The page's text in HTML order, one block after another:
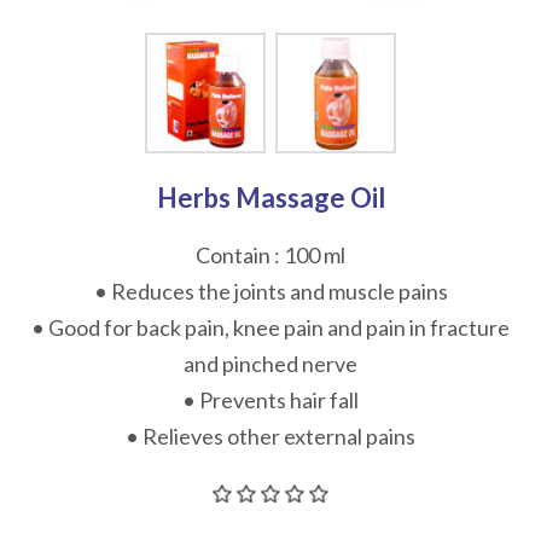
Herbs Massage Oil
Contain : 100 ml
• Reduces the joints and muscle pains
• Good for back pain, knee pain and pain in fracture
and pinched nerve
• Prevents hair fall
• Relieves other external pains